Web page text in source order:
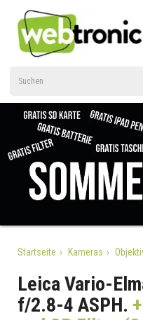
Startseite Kameras
Leica Vario-
f/2.8-4 ASPH.